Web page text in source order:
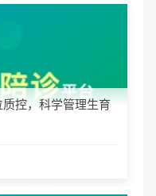
控，科学管理生育